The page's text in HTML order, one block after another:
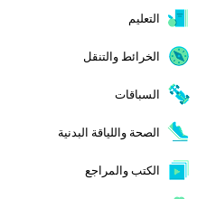
التعليم
الخرائط والتنقل
السباقات
الصحة واللياقة البدنية
الكتب والمراجع